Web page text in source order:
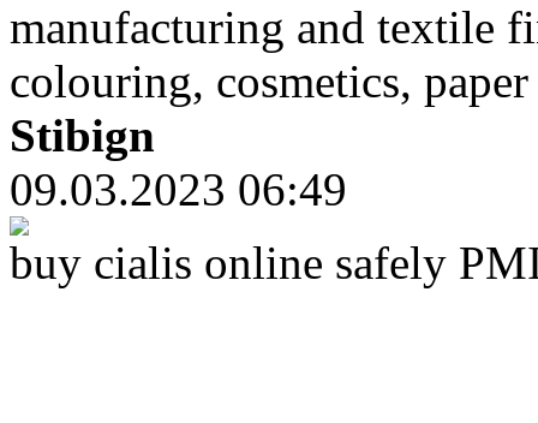
manufacturing and textile
colouring, cosmetics,
Stibign
09.03.2023 06:49
buy cialis online safely